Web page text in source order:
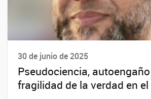
30 de junio de 2025
Pseudociencia,
fragilidad de la verdad en el